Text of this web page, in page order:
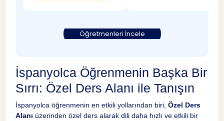
Öğretmenleri İncele
İspanyolca Öğrenmenin Başka Bir
Sırrı: Özel Ders Alanı ile Tanışın
İspanyolca öğrenmenin en etkili yollarından biri, Özel Ders
Alanı üzerinden özel ders alarak dili daha hızlı ve etkili bir